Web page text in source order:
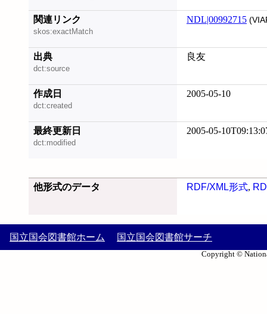
関連リンク
skos:exactMatch
NDL|00992715
出典
dct:source
良友
作成日
dct:created
2005-05-10
最終更新日
dct:modified
2005-05-
他形式のデータ RDF/XML形式,
国立国会図書館ホーム 国立国会図書館サーチ
Copyright ©